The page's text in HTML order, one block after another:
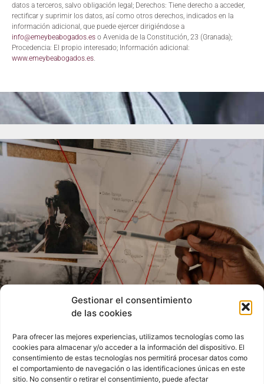
Gestionar el consentimiento
de las cookies
Para ofrecer las mejores experiencias, utilizamos tecnologías como las
cookies para almacenar y/o acceder a la información del dispositivo. El
consentimiento de estas tecnologías nos permitirá procesar datos como
el comportamiento de navegación o las identificaciones únicas en este
sitio. No consentir o retirar el consentimiento, puede afectar
datos a terceros, salvo obligación legal; Derechos: Tiene derecho a acceder,
rectificar y suprimir los datos, así como otros derechos, indicados en la
información adicional, que puede ejercer dirigiéndose a
info@emeybeabogados.es o Avenida de la Constitución, 23 (Granada);
Procedencia: El propio interesado; Información adicional:
www.emeybeabogados.es.
Gracias PorContactar
Nosotros